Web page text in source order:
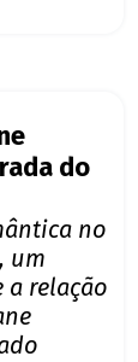
do
no
um
relação